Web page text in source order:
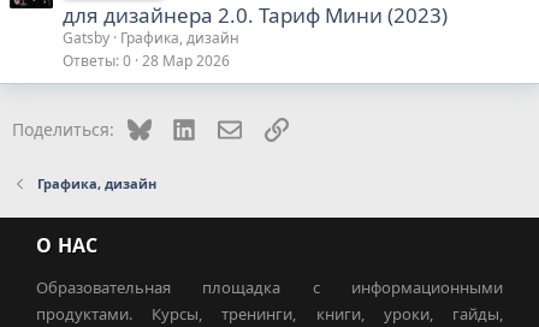
для дизайнера 2.0. Тариф Мини (2023)
Gatsby Графика, дизайн
Ответы 0 28 Мар 2026
Поделиться: Bluesky LinkedInЭлектронная почта
Ссылка
Графика, дизайн
О НАС
Образовательная площадка с информационными
продуктами. Курсы, тренинги, книги, уроки, гайды,